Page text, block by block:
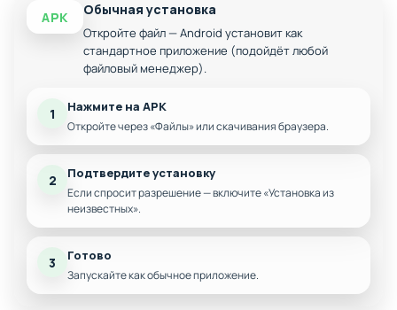
APK Обычная установка
Откройте файл — Android установит как
стандартное приложение (подойдёт любой
файловый менеджер).
1 Нажмите на APK
Откройте через «Файлы» или скачивания браузера.
2 Подтвердите установку
Если спросит разрешение — включите «Установка из
неизвестных».
3 Готово
Запускайте как обычное приложение.